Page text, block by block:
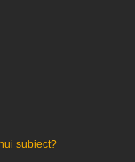
subiect?